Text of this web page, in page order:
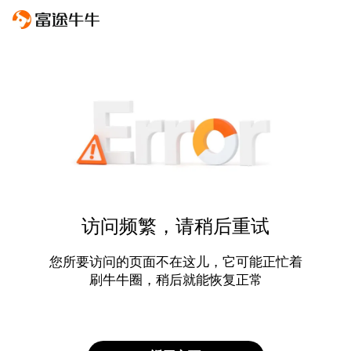
访问频繁，请稍后重试
您所要访问的页面不在这儿，它可能正忙着
刷牛牛圈，稍后就能恢复正常